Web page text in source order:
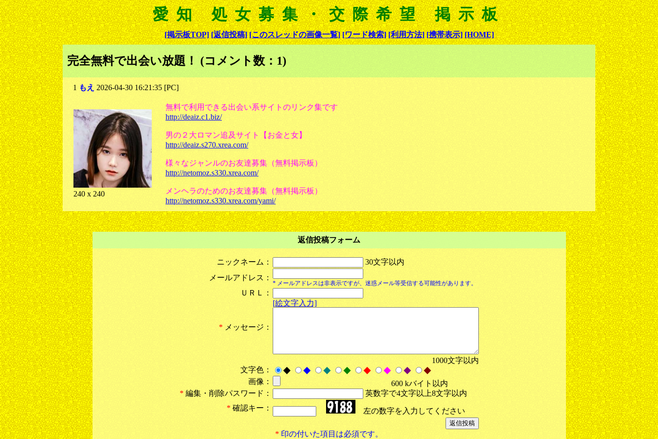
愛知 処女募集・交際希望 掲示板
[掲示板TOP] [返信投稿] [このスレッドの画像一覧] [ワード検索] [利用方法] [携帯表示] [HOME]
完全無料で出会い放題！ (コメント数：1)
1 もえ 2026-04-30 16:21:35 [PC]
240 x 240
無料で利用できる出会い系サイトのリンク集です
http://deaiz.c1.biz/
男の２大ロマン追及サイト【お金と女】
http://deaiz.s270.xrea.com/
様々なジャンルのお友達募集（無料掲示板）
http://netomoz.s330.xrea.com/
メンヘラのためのお友達募集（無料掲示板）
http://netomoz.s330.xrea.com/yami/
返信投稿フォーム
ニックネーム：
30文字以内
メールアドレス：
* メールアドレスは非表示ですが、迷惑メール等受信する可能性があります。
ＵＲＬ：
* メッセージ：
[絵文字入力]
1000文字以内
文字色：
◆ ◆ ◆ ◆ ◆ ◆ ◆
◆
画像：
600 kバイト以内
* 編集・削除パスワード：
英数字で4文字以上8文字以内
* 確認キー： 左の数字を入力してください
* 印の付いた項目は必須です。